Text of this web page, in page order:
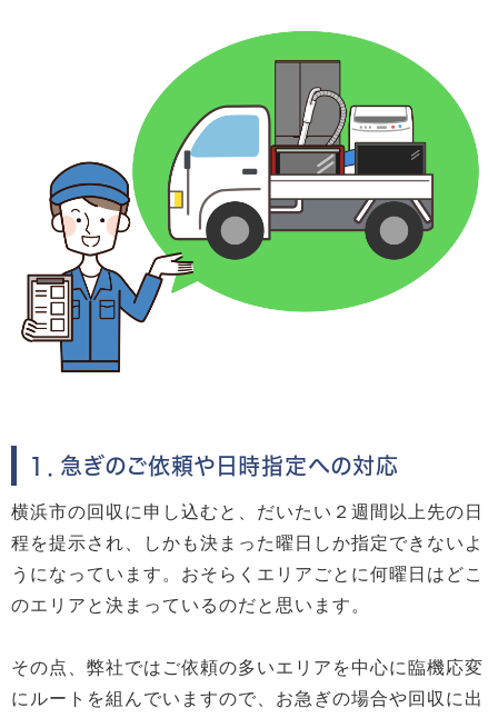
１．急ぎのご依頼や日時指定への対応
横浜市の回収に申し込むと、だいたい２週間以上先の日
程を提示され、しかも決まった曜日しか指定できないよ
うになっています。おそらくエリアごとに何曜日はどこ
のエリアと決まっているのだと思います。
その点、弊社ではご依頼の多いエリアを中心に臨機応変
にルートを組んでいますので、お急ぎの場合や回収に出